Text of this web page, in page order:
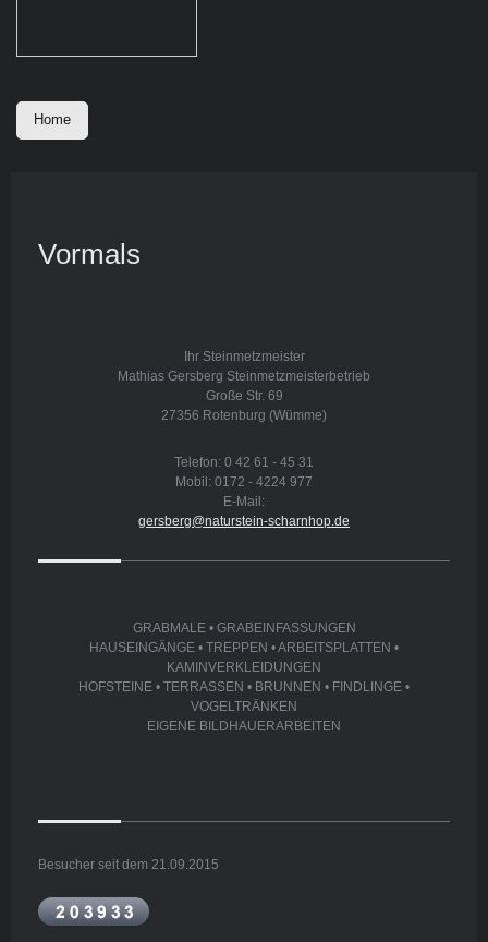
Home
Vormals
Ihr Steinmetzmeister
Mathias Gersberg Steinmetzmeisterbetrieb
Große Str. 69
27356 Rotenburg (Wümme)
Telefon: 0 42 61 - 45 31
Mobil: 0172 - 4224 977
E-Mail:
gersberg@naturstein-scharnhop.de
GRABMALE • GRABEINFASSUNGEN
HAUSEINGÄNGE • TREPPEN • ARBEITSPLATTEN •
KAMINVERKLEIDUNGEN
HOFSTEINE • TERRASSEN • BRUNNEN • FINDLINGE •
VOGELTRÄNKEN
EIGENE BILDHAUERARBEITEN
Besucher seit dem 21.09.2015